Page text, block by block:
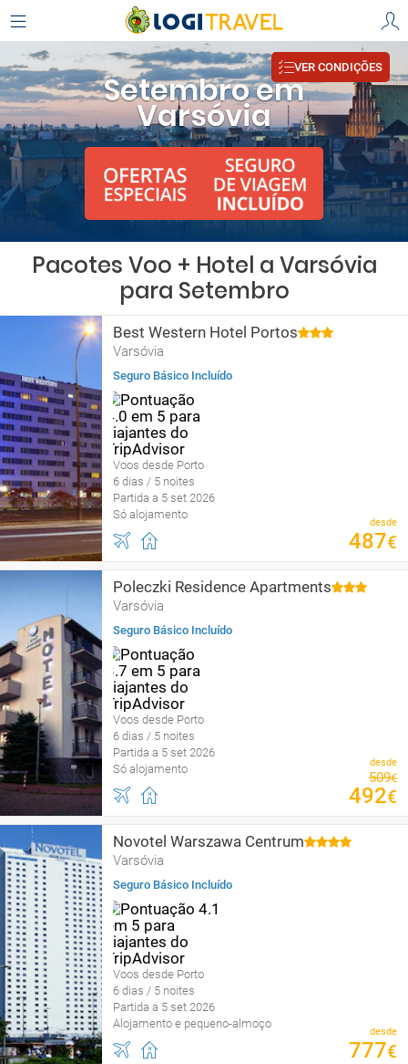
Setembro em
Varsóvia
VER CONDIÇÕES
Pacotes Voo + Hotel a Varsóvia
para Setembro
Best Western Hotel Portos
Varsóvia
Seguro Básico Incluído
Voos desde Porto
6 dias / 5 noites
Partida a 5 set 2026
Só alojamento
desde
487€
Poleczki Residence Apartments
Varsóvia
Seguro Básico Incluído
Voos desde Porto
6 dias / 5 noites
Partida a 5 set 2026
Só alojamento
desde
509€
492€
Novotel Warszawa Centrum
Varsóvia
Seguro Básico Incluído
Voos desde Porto
6 dias / 5 noites
Partida a 5 set 2026
Alojamento e pequeno-almoço
desde
777€